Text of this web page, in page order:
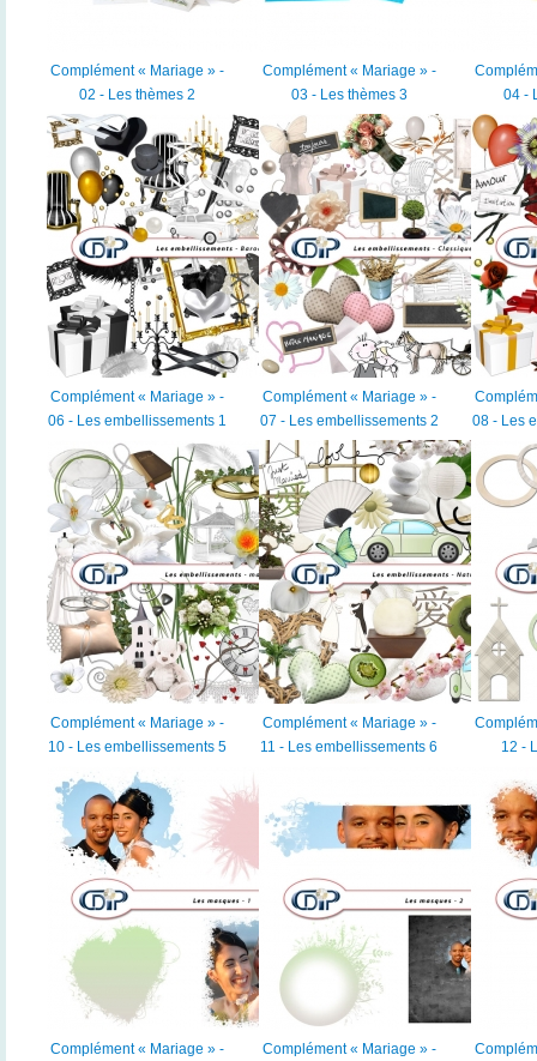
Complément « Mariage » -
02 - Les thèmes 2
Complément « Mariage » -
03 - Les thèmes 3
04 -
Complément « Mariage » -
06 - Les embellissements 1
Complément « Mariage » -
07 - Les embellissements 2
08 - Les
Complément « Mariage » -
10 - Les embellissements 5
Complément « Mariage » -
11 - Les embellissements 6
12 -
Complément « Mariage » -
Complément « Mariage » -